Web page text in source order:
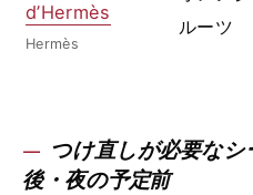
d’Hermès
Hermès
ルーツ
つけ直しが必要な
後・夜の予定前